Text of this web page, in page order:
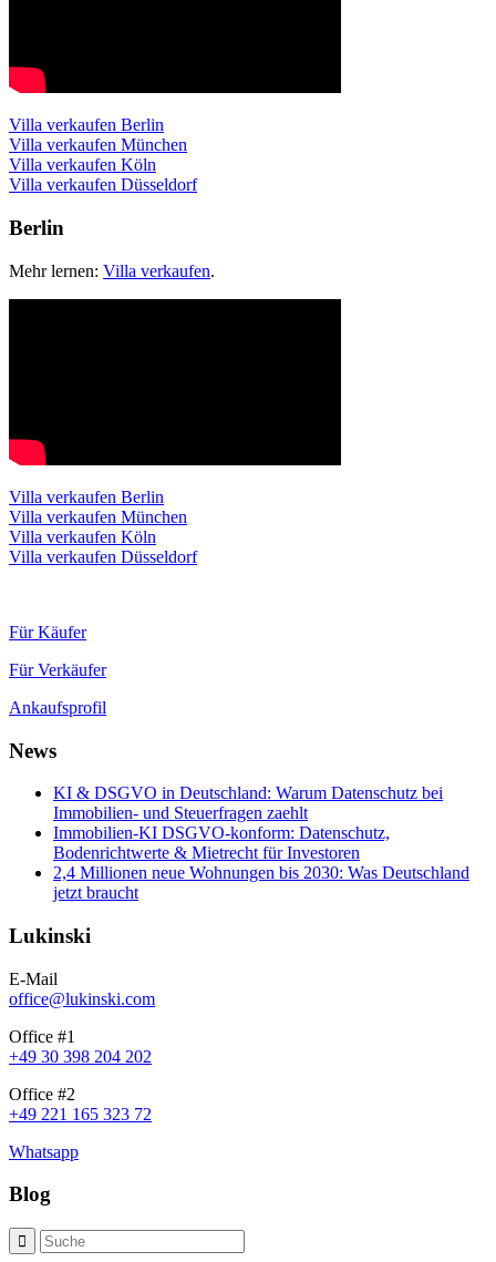
Villa verkaufen Berlin
Villa verkaufen München
Villa verkaufen Köln
Villa verkaufen Düsseldorf
Berlin
Mehr lernen: Villa verkaufen.
Villa verkaufen Berlin
Villa verkaufen München
Villa verkaufen Köln
Villa verkaufen Düsseldorf
Für Käufer
Für Verkäufer
Ankaufsprofil
News
KI & DSGVO in Deutschland: Warum Datenschutz bei
Immobilien- und Steuerfragen zaehlt
Immobilien-KI DSGVO-konform: Datenschutz,
Bodenrichtwerte & Mietrecht für Investoren
2,4 Millionen neue Wohnungen bis 2030: Was Deutschland
jetzt braucht
Lukinski
E-Mail
office@lukinski.com
Office #1
+49 30 398 204 202
Office #2
+49 221 165 323 72
Whatsapp
Blog